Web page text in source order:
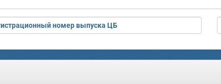
номер выпуска ЦБ